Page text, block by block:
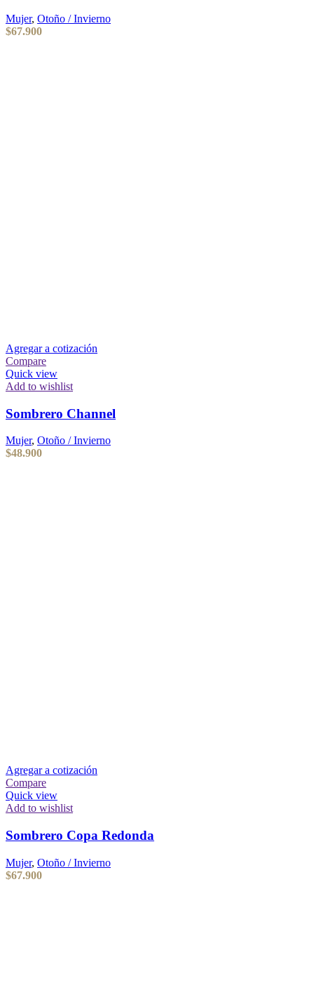
Mujer, Otoño / Invierno
$67.900
Agregar a cotización
Compare
Quick view
Add to wishlist
Sombrero Channel
Mujer, Otoño / Invierno
$48.900
Agregar a cotización
Compare
Quick view
Add to wishlist
Sombrero Copa Redonda
Mujer, Otoño / Invierno
$67.900